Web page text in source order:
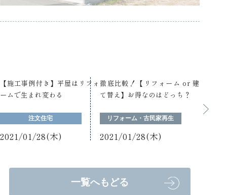
【施工事例付き】平屋はリフォ
ームで生まれ変わる
注文住宅
2021/01/28(木)
徹底比較！【リフォーム or 建
て替え】お得なのはどっち？
リフォーム・古民家再生
2021/01/28(木)
一覧へもどる